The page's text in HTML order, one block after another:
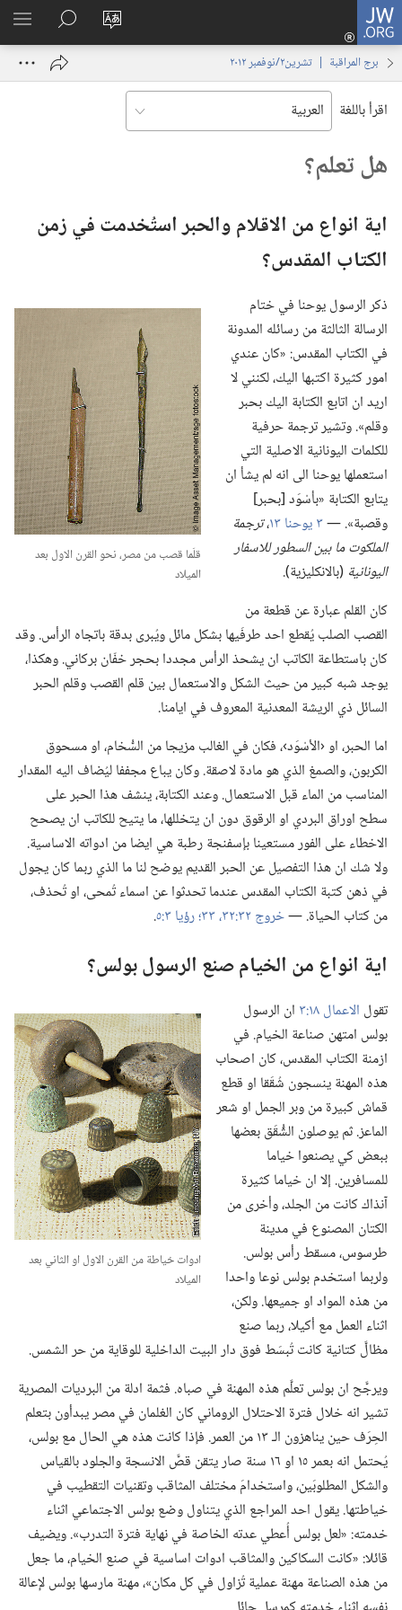
JW.ORG
تغيير
الموقع
تسجيل
الدخول
نافذة
البحث
في
JW.‎ORG
برج المراقبة | ‏‎تشرين٢/نوفمبر‏ ‏‎٢٠١٢‏
اقرأ باللغة
هل تعلم؟‏
اية انواع من الاقلام والحبر استُخدمت في زمن
الكتاب المقدس؟‏
قلَما قصب من مصر،‏ نحو القرن الاول بعد
الميلاد
ذكر الرسول يوحنا في ختام
الرسالة الثالثة من رسائله المدونة
في الكتاب المقدس:‏ «كان عندي
امور كثيرة اكتبها اليك،‏ لكنني لا
اريد ان اتابع الكتابة اليك بحبر
وقلم».‏ وتشير ترجمة حرفية
للكلمات اليونانية الاصلية التي
استعملها يوحنا الى انه لم يشأ ان
يتابع الكتابة «بأسْوَد [بحبر]
وقصبة».‏ —‏٣ يوحنا ١٣ ‏،‏ترجمة
الملكوت ما بين السطور للاسفار
اليونانية ‏(‏بالانكليزية)‏.‏
كان القلم عبارة عن قطعة من
القصب الصلب يُقطع احد طرفَيها بشكل مائل ويُبرى بدقة باتجاه الرأس.‏ وقد
كان باستطاعة الكاتب ان يشحذ الرأس مجددا بحجر خفّان بركاني.‏ وهكذا،‏
يوجد شبه كبير من حيث الشكل والاستعمال بين قلم القصب وقلم الحبر
السائل ذي الريشة المعدنية المعروف في ايامنا.‏
اما الحبر،‏ او ‹الأسْوَد›،‏ فكان في الغالب مزيجا من السُّخام،‏ او مسحوق
الكربون،‏ والصمغ الذي هو مادة لاصقة.‏ وكان يباع مجففا ليُضاف اليه المقدار
المناسب من الماء قبل الاستعمال.‏ وعند الكتابة،‏ ينشف هذا الحبر على
سطح اوراق البردي او الرقوق دون ان يتخللها،‏ ما يتيح للكاتب ان يصحح
الاخطاء على الفور مستعينا بإسفنجة رطبة هي ايضا من ادواته الاساسية.‏
ولا شك ان هذا التفصيل عن الحبر القديم يوضح لنا ما الذي ربما كان يجول
في ذهن كتبة الكتاب المقدس عندما تحدثوا عن اسماء تُمحى،‏ او تُحذف،‏
من كتاب الحياة.‏ —‏خروج ٣٢:‏٣٢،‏ ٣٣؛‏ رؤيا ٣:‏٥ ‏.‏
اية انواع من الخيام صنع الرسول بولس؟‏
ادوات خياطة من القرن الاول او الثاني بعد
الميلاد
تقول الاعمال ١٨:‏٣
ان الرسول
بولس امتهن صناعة الخيام.‏ في
ازمنة الكتاب المقدس،‏ كان اصحاب
هذه المهنة ينسجون شُقَقا او قطع
قماش كبيرة من وبر الجمل او شعر
الماعز.‏ ثم يوصلون الشُّقَق بعضها
ببعض كي يصنعوا خياما
للمسافرين.‏ إلا ان خياما كثيرة
آنذاك كانت من الجلد،‏ وأخرى من
الكتان المصنوع في مدينة
طرسوس،‏ مسقط رأس بولس.‏
ولربما استخدم بولس نوعا واحدا
من هذه المواد او جميعها.‏ ولكن،‏
اثناء العمل مع أكيلا،‏ ربما صنع
مظالَّ كتانية كانت تُبسَط فوق دار البيت الداخلية للوقاية من حر الشمس.‏
ويرجَّح ان بولس تعلَّم هذه المهنة في صباه.‏ فثمة ادلة من البرديات المصرية
تشير انه خلال فترة الاحتلال الروماني كان الغلمان في مصر يبدأون بتعلم
الحِرَف حين يناهزون الـ‍ ١٣ من العمر.‏ فإذا كانت هذه هي الحال مع بولس،‏
يُحتمل انه بعمر ١٥ او ١٦ سنة صار يتقن قصَّ الانسجة والجلود بالقياس
والشكل المطلوبَين،‏ واستخدامَ مختلف المثاقب وتقنيات التقطيب في
خياطتها.‏ يقول احد المراجع الذي يتناول وضع بولس الاجتماعي اثناء
خدمته:‏ «لعل بولس أُعطي عدته الخاصة في نهاية فترة التدرب».‏ ويضيف
قائلا:‏ «كانت السكاكين والمثاقب ادوات اساسية في صنع الخيام،‏ ما جعل
من هذه الصناعة مهنة عملية تُزاول في كل مكان»،‏ مهنة مارسها بولس لإعالة